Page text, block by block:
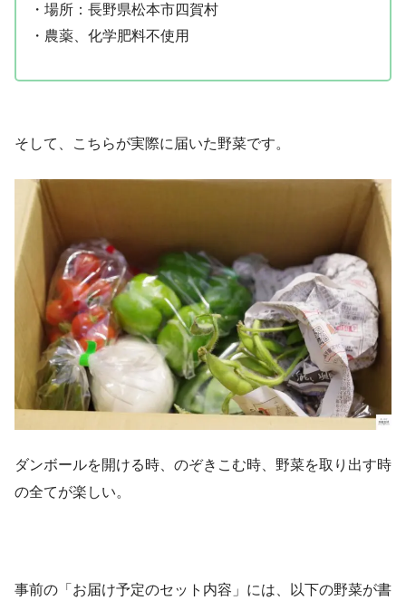
・場所：長野県松本市四賀村
・農薬、化学肥料不使用
そして、こちらが実際に届いた野菜です。
ダンボールを開ける時、のぞきこむ時、野菜を取り出す時
の全てが楽しい。
事前の「お届け予定のセット内容」には、以下の野菜が書